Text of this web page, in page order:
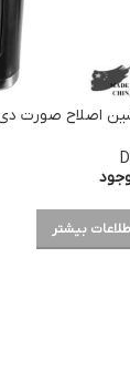
اصلاح صورت دی
بیشتر